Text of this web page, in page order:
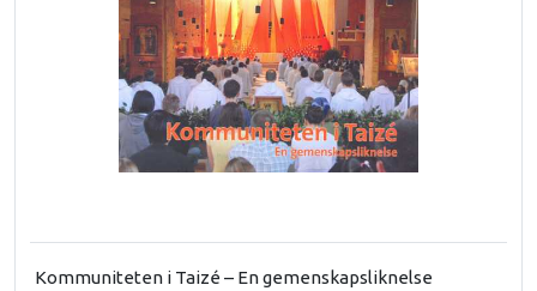
Kommuniteten i Taizé – En gemenskapsliknelse